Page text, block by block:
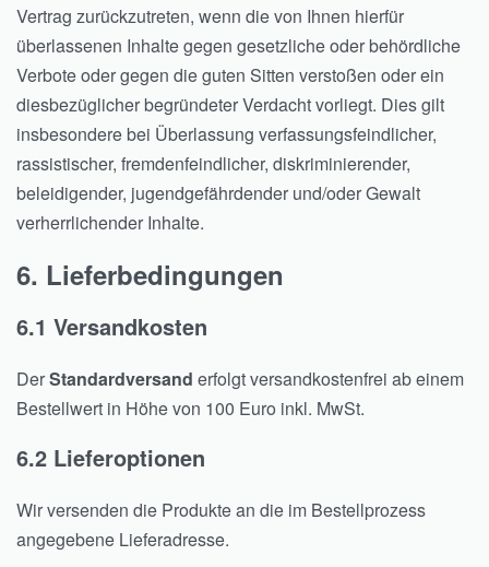
Vertrag zurückzutreten, wenn die von Ihnen hierfür
überlassenen Inhalte gegen gesetzliche oder behördliche
Verbote oder gegen die guten Sitten verstoßen oder ein
diesbezüglicher begründeter Verdacht vorliegt. Dies gilt
insbesondere bei Überlassung verfassungsfeindlicher,
rassistischer, fremdenfeindlicher, diskriminierender,
beleidigender, jugendgefährdender und/oder Gewalt
verherrlichender Inhalte.
6. Lieferbedingungen
6.1 Versandkosten
DerStandardversand erfolgt versandkostenfrei ab einem
Bestellwert in Höhe von 100 Euro inkl. MwSt.
6.2 Lieferoptionen
Wir versenden die Produkte an die im Bestellprozess
angegebene Lieferadresse.